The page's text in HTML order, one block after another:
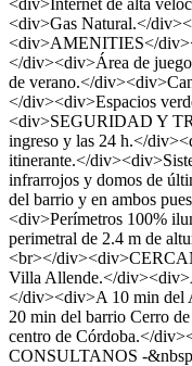
<div>Internet de alta
<div>Gas Natural.</
<div>AMENITIES</
</div><div>Área de
de verano.</
</div><div>Espacios
<div>SEGURIDAD Y
ingreso y las 24 h.</
itinerante.</
infrarrojos y domos de
del barrio y en ambos
<div>Perímetros 100%
perimetral de 2.4 m de
<br></
Villa Allende.</
</div><div>A 10 min del
20 min del barrio Cerro
centro de Córdoba.</
CONSULTANOS -